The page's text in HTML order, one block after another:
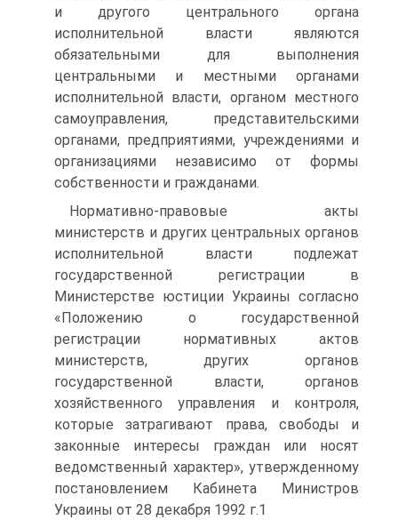
и другого центрального органа
исполнительной власти являются
обязательными для выполнения
центральными и местными органами
исполнительной власти, органом местного
самоуправления, представительскими
органами, предприятиями, учреждениями и
организациями независимо от формы
собственности и гражданами.
Нормативно-правовые акты
министерств и других центральных органов
исполнительной власти подлежат
государственной регистрации в
Министерстве юстиции Украины согласно
«Положению о государственной
регистрации нормативных актов
министерств, других органов
государственной власти, органов
хозяйственного управления и контроля,
которые затрагивают права, свободы и
законные интересы граждан или носят
ведомственный характер», утвержденному
постановлением Кабинета Министров
Украины от 28 декабря 1992 г.1